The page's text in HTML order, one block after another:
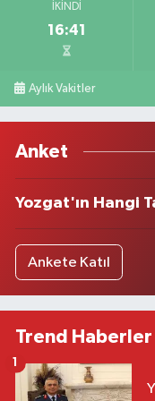
İKINDI
16:41
Aylık Vakitler
Anket
Yozgat'ın Hangi
Ankete Katıl
Trend Haberler
1